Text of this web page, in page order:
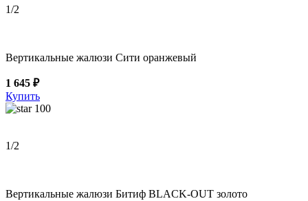
1/2
Вертикальные жалюзи Сити оранжевый
1 645 ₽
Купить
100
1/2
Вертикальные жалюзи Битиф BLACK-OUT золото